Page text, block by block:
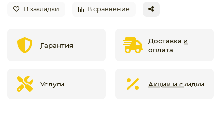
В закладки В сравнение
Гарантия
Доставка и
оплата
Услуги Акции и скидки